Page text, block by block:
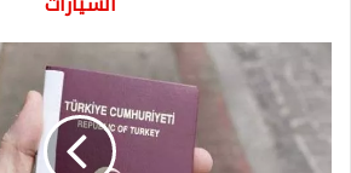
تكلفة
التركي
2021